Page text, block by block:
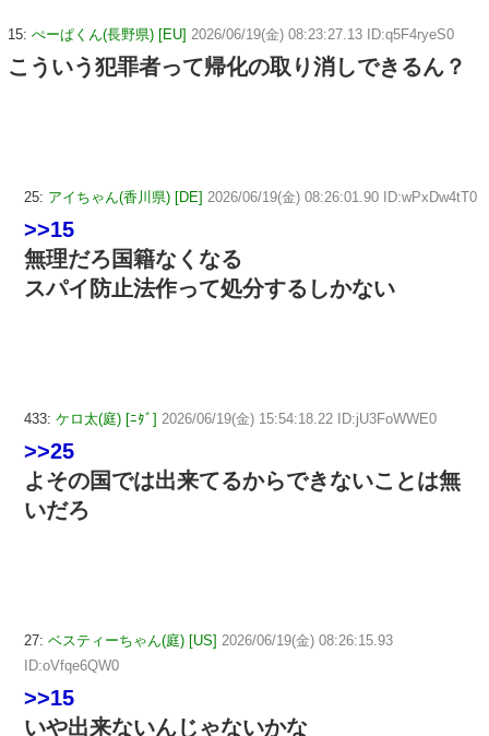
15: ぺーぱくん(長野県) [EU] 2026/06/19(金) 08:23:27.13 ID:q5F4ryeS0
こういう犯罪者って帰化の取り消しできるん？
25: アイちゃん(香川県) [DE] 2026/06/19(金) 08:26:01.90 ID:wPxDw4tT0
>>15
無理だろ国籍なくなる
スパイ防止法作って処分するしかない
433: ケロ太(庭) [ﾆﾀﾞ] 2026/06/19(金) 15:54:18.22 ID:jU3FoWWE0
>>25
よその国では出来てるからできないことは無
いだろ
27: ベスティーちゃん(庭) [US] 2026/06/19(金) 08:26:15.93
ID:oVfqe6QW0
>>15
いや出来ないんじゃないかな